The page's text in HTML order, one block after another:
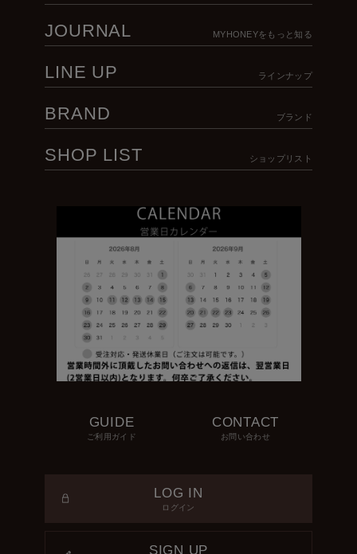
JOURNAL MYHONEYをもっと知る
LINE UP ラインナップ
BRAND ブランド
SHOP LIST ショップリスト
GUIDE
ご利用ガイド
CONTACT
お問い合わせ
LOG IN
ログイン
SIGN UP